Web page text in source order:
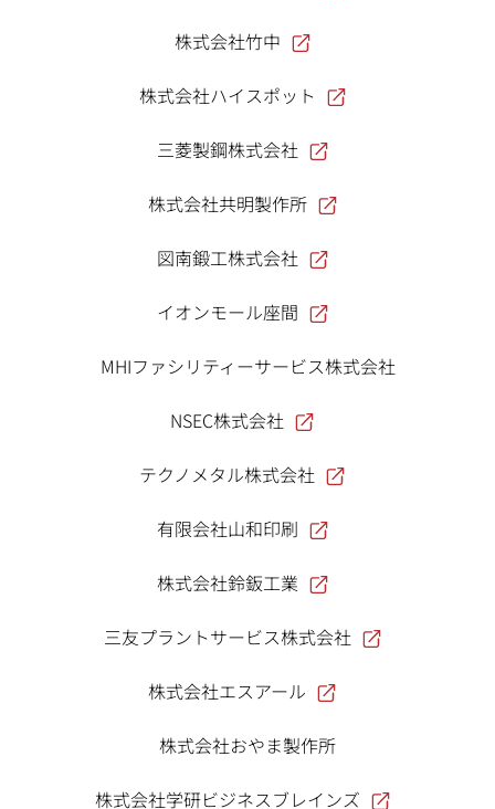
株式会社竹中
株式会社ハイスポット
三菱製鋼株式会社
株式会社共明製作所
図南鍛工株式会社
イオンモール座間
MHIファシリティーサービス株式会社
NSEC株式会社
テクノメタル株式会社
有限会社山和印刷
株式会社鈴鈑工業
三友プラントサービス株式会社
株式会社エスアール
株式会社おやま製作所
株式会社学研ビジネスブレインズ